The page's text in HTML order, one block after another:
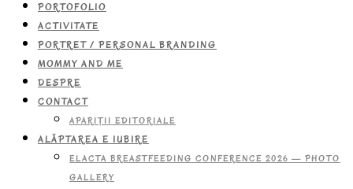
PORTOFOLIO
ACTIVITATE
PORTRET / PERSONAL BRANDING
MOMMY AND ME
DESPRE
CONTACT
APARIŢII EDITORIALE
ALĂPTAREA E IUBIRE
ELACTA BREASTFEEDING CONFERENCE 2026 — PHOTO
GALLERY